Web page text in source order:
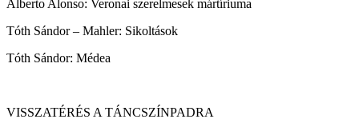
Alberto Alonso: Veronai szerelmesek mártíriuma
Tóth Sándor – Mahler: Sikoltások
Tóth Sándor: Médea
VISSZATÉRÉS A TÁNCSZÍNPADRA